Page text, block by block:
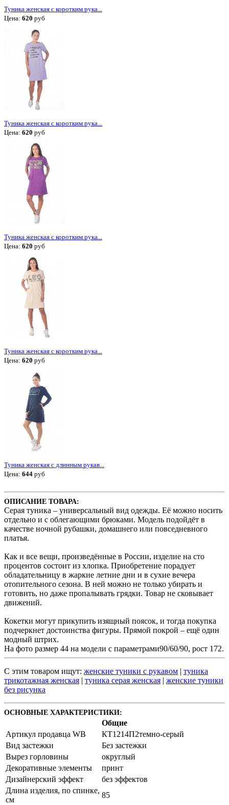
Туника женская с коротким рука...
Цена: 620 руб
Туника женская с коротким рука...
Цена: 620 руб
Туника женская с коротким рука...
Цена: 620 руб
Туника женская с коротким рука...
Цена: 620 руб
Туника женская с длинным рукав...
Цена: 644 руб
ОПИСАНИЕ ТОВАРА:
Серая туника – универсальный вид одежды. Её можно носить
отдельно и с облегающими брюками. Модель подойдёт в
качестве ночной рубашки, домашнего или повседневного
платья.
Как и все вещи, произведённые в России, изделие на сто
процентов состоит из хлопка. Приобретение порадует
обладательницу в жаркие летние дни и в сухие вечера
отопительного сезона. В ней можно не только убирать и
готовить, но даже пропалывать грядки. Товар не сковывает
движений.
Кокетки могут прикупить изящный поясок, и тогда покупка
подчеркнет достоинства фигуры. Прямой покрой – ещё один
модный штрих.
На фото размер 44 на модели с параметрами90/60/90, рост 172.
С этим товаром ищут: женские туники с рукавом | туника
трикотажная женская | туника серая женская | женские туники
без рисунка
ОСНОВНЫЕ ХАРАКТЕРИСТИКИ:
Общие
Артикул продавца WB
КТ1214П2темно-серый
Вид застежки
Без застежки
Вырез горловины
округлый
Декоративные элементы
принт
Дизайнерский эффект
без эффектов
Длина изделия, по спинке,
см
85